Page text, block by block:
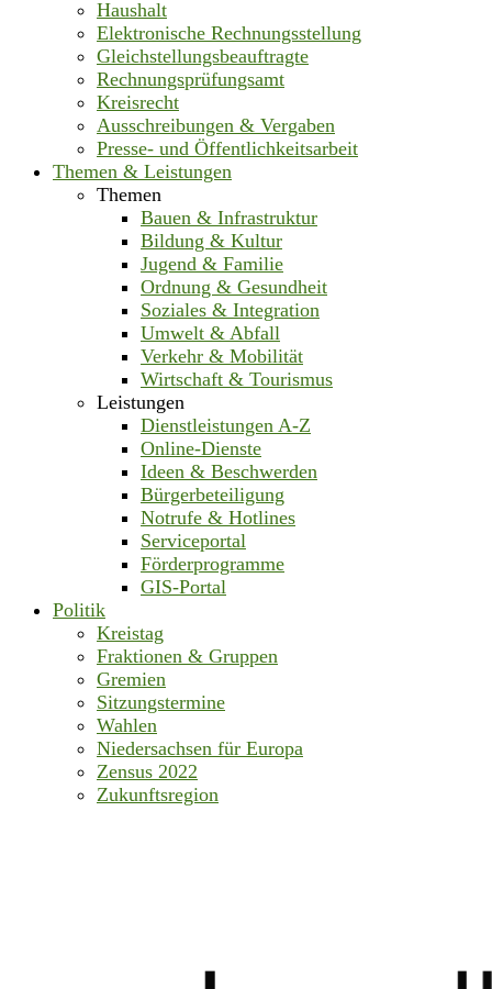
Haushalt
Elektronische Rechnungsstellung
Gleichstellungsbeauftragte
Rechnungsprüfungsamt
Kreisrecht
Ausschreibungen & Vergaben
Presse- und Öffentlichkeitsarbeit
Themen & Leistungen
Themen
Bauen & Infrastruktur
Bildung & Kultur
Jugend & Familie
Ordnung & Gesundheit
Soziales & Integration
Umwelt & Abfall
Verkehr & Mobilität
Wirtschaft & Tourismus
Leistungen
Dienstleistungen A-Z
Online-Dienste
Ideen & Beschwerden
Bürgerbeteiligung
Notrufe & Hotlines
Serviceportal
Förderprogramme
GIS-Portal
Politik
Kreistag
Fraktionen & Gruppen
Gremien
Sitzungstermine
Wahlen
Niedersachsen für Europa
Zensus 2022
Zukunftsregion